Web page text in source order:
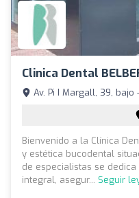
Clinica Dental
Av. Pi I Margall, 39, bajo
Bienvenido a la Clínica
y estética bucodental
de especialistas se
integral, asegur... Seguir